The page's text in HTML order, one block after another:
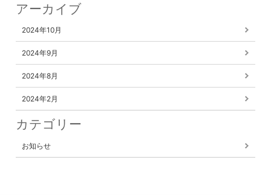
アーカイブ
2024年10月
2024年9月
2024年8月
2024年2月
カテゴリー
お知らせ